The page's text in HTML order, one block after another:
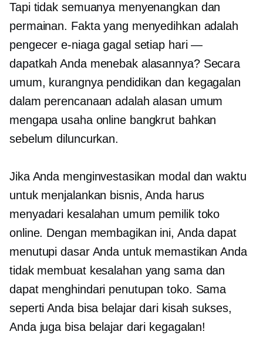
Tapi tidak semuanya menyenangkan dan
permainan. Fakta yang menyedihkan adalah
pengecer e-niaga gagal setiap hari —
dapatkah Anda menebak alasannya? Secara
umum, kurangnya pendidikan dan kegagalan
dalam perencanaan adalah alasan umum
mengapa usaha online bangkrut bahkan
sebelum diluncurkan.
Jika Anda menginvestasikan modal dan waktu
untuk menjalankan bisnis, Anda harus
menyadari kesalahan umum pemilik toko
online. Dengan membagikan ini, Anda dapat
menutupi dasar Anda untuk memastikan Anda
tidak membuat kesalahan yang sama dan
dapat menghindari penutupan toko. Sama
seperti Anda bisa belajar dari kisah sukses,
Anda juga bisa belajar dari kegagalan!